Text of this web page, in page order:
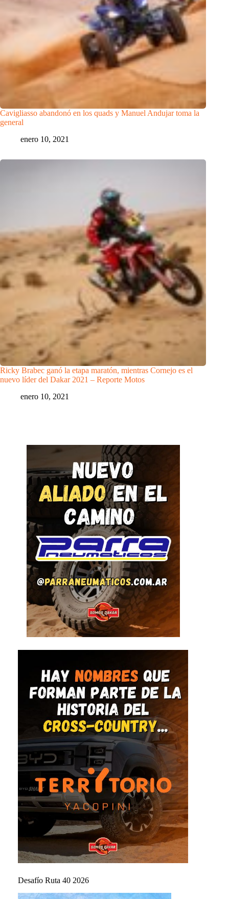
Cavigliasso abandonó en los quads y Manuel Andujar toma la
general
enero 10, 2021
Ricky Brabec ganó la etapa maratón, mientras Cornejo es el
nuevo líder del Dakar 2021 – Reporte Motos
enero 10, 2021
Desafío Ruta 40 2026